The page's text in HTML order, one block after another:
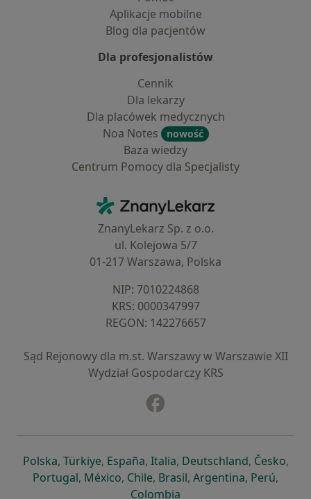
Aplikacje mobilne
Blog dla pacjentów
Dla profesjonalistów
Cennik
Dla lekarzy
Dla placówek medycznych
Noa Notes
nowość
Baza wiedzy
Centrum Pomocy dla Specjalisty
ZnanyLekarz - Strona główna
ZnanyLekarz Sp. z o.o.
ul. Kolejowa 5/7
01-217 Warszawa, Polska
NIP: ⁠7010224868
KRS: ⁠0000347997
REGON: ⁠142276657
Sąd Rejonowy dla m.st. Warszawy w Warszawie XII
Wydział Gospodarczy KRS
Polskaotwiera się w nowej karcie
, Türkiyeotwiera się w nowej karcie
, Españaotwiera się w nowej karcie
, Italiaotwiera się w nowej
, Deutschlandotwiera się
, Česko,
Portugalotwiera się w nowej karcie
, Méxicootwiera się w nowej karcie
, Chileotwiera się w nowej karcie
, Brasilotwiera się w nowej
, Argentinaotwiera się
, Perú,
Colombia